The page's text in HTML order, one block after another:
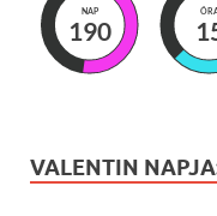
NAP
190
VALENTIN